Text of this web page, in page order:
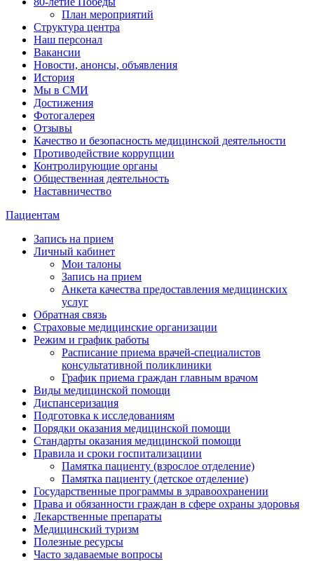
План мероприятий
Структура центра
Наш персонал
Вакансии
Новости, анонсы, объявления
История
Мы в СМИ
Достижения
Фотогалерея
Отзывы
Качество и безопасность медицинской деятельности
Противодействие коррупции
Контролирующие органы
Общественная деятельность
Наставничество
Пациентам
Запись на прием
Личный кабинет
Мои талоны
Запись на прием
Анкета качества предоставления медицинских
услуг
Обратная связь
Страховые медицинские организации
Режим и график работы
Расписание приема врачей-специалистов
консультативной поликлиники
График приема граждан главным врачом
Виды медицинской помощи
Диспансеризация
Подготовка к исследованиям
Порядки оказания медицинской помощи
Стандарты оказания медицинской помощи
Правила и сроки госпитализациии
Памятка пациенту (взрослое отделение)
Памятка пациенту (детское отделение)
Государственные программы в здравоохранении
Права и обязанности граждан в сфере охраны здоровья
Лекарственные препараты
Медицинский туризм
Полезные ресурсы
Часто задаваемые вопросы